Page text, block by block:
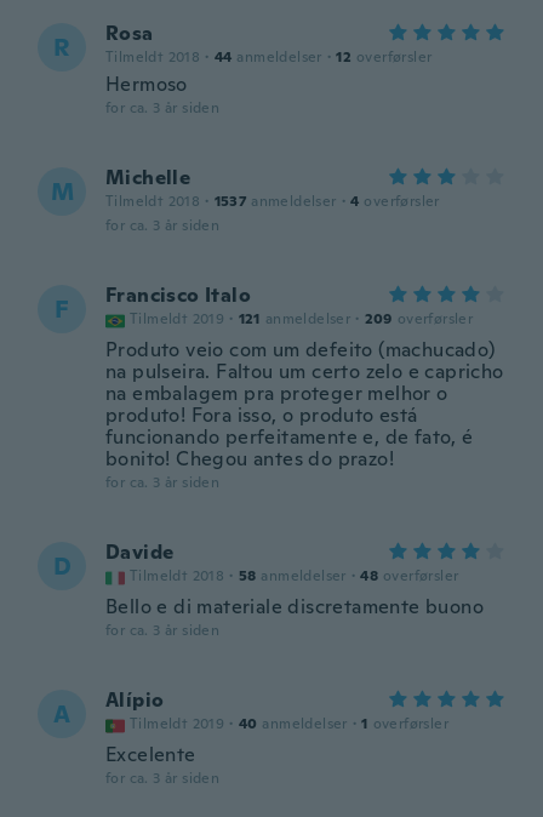
R Rosa
Tilmeldt 2018 · 44 anmeldelser · 12 overførsler
Hermoso
for ca. 3 år siden
M Michelle
Tilmeldt 2018 · 1537 anmeldelser · 4 overførsler
for ca. 3 år siden
F Francisco Italo
Tilmeldt 2019 · 121 anmeldelser · 209 overførsler
Produto veio com um defeito (machucado)
na pulseira. Faltou um certo zelo e capricho
na embalagem pra proteger melhor o
produto! Fora isso, o produto está
funcionando perfeitamente e, de fato, é
bonito! Chegou antes do prazo!
for ca. 3 år siden
D Davide
Tilmeldt 2018 · 58 anmeldelser · 48 overførsler
Bello e di materiale discretamente buono
for ca. 3 år siden
A Alípio
Tilmeldt 2019 · 40 anmeldelser · 1 overførsler
Excelente
for ca. 3 år siden